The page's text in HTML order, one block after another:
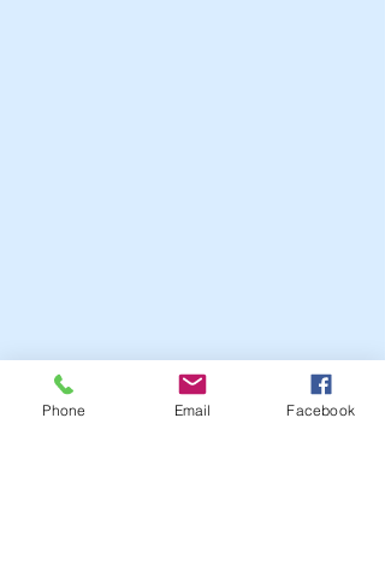
Phone Email Facebook